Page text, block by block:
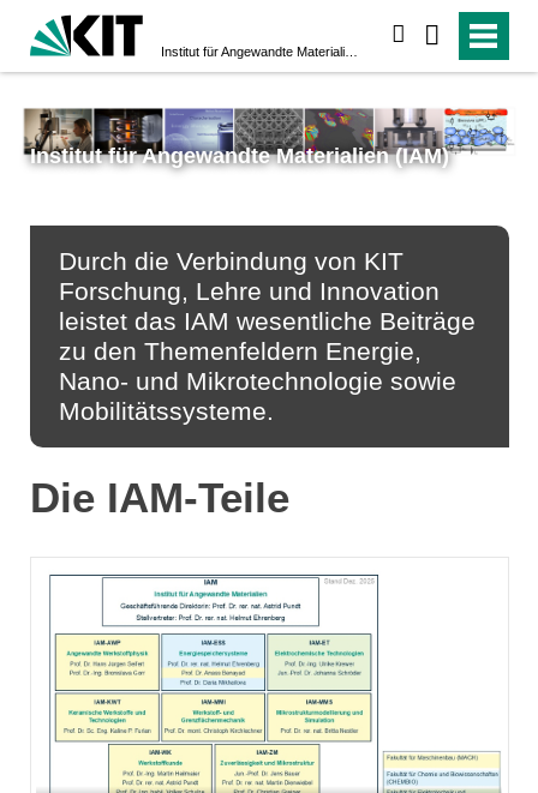
Institut für Angewandte Materialien (IAM)
Durch die Verbindung von KIT
Forschung, Lehre und Innovation
leistet das IAM wesentliche Beiträge
zu den Themenfeldern Energie,
Nano- und Mikrotechnologie sowie
Mobilitätssysteme.
Die IAM-Teile